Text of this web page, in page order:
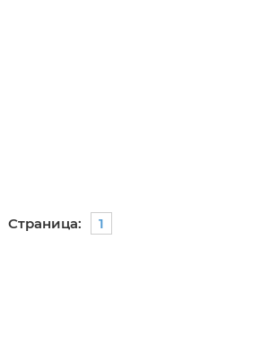
Страница: 1